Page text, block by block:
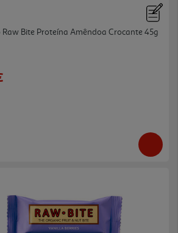
Raw Bite Proteína Amêndoa Crocante 45g
from